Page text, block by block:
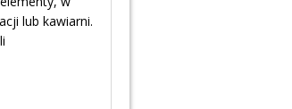
lub kawiarni.